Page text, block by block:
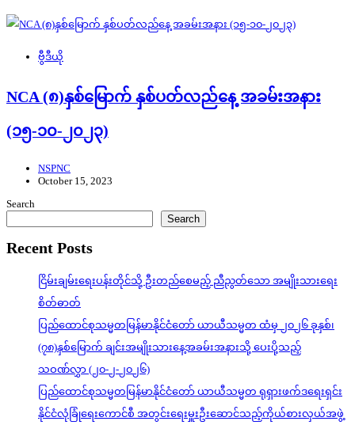
ဗွီဒီယို
NCA (၈)နှစ်မြောက် နှစ်ပတ်လည်နေ့ အခမ်းအနား
(၁၅-၁၀-၂၀၂၃)
NSPNC
October 15, 2023
Search
Search
Recent Posts
ငြိမ်းချမ်းရေးပန်းတိုင်သို့ ဦးတည်စေမည့် ညီညွတ်သော အမျိုးသားရေး
စိတ်ဓာတ်
ပြည်ထောင်စုသမ္မတမြန်မာနိုင်ငံတော် ယာယီသမ္မတ ထံမှ ၂၀၂၆ ခုနှစ်၊
(၇၈)နှစ်မြောက် ချင်းအမျိုးသားနေ့အခမ်းအနားသို့ ပေးပို့သည့်
သဝဏ်လွှာ (၂၀-၂-၂၀၂၆)
ပြည်ထောင်စုသမ္မတမြန်မာနိုင်ငံတော် ယာယီသမ္မတ ရုရှားဖက်ဒရေးရှင်း
နိုင်ငံလုံခြုံရေးကောင်စီ အတွင်းရေးမှူးဦးဆောင်သည့်ကိုယ်စားလှယ်အဖွဲ့